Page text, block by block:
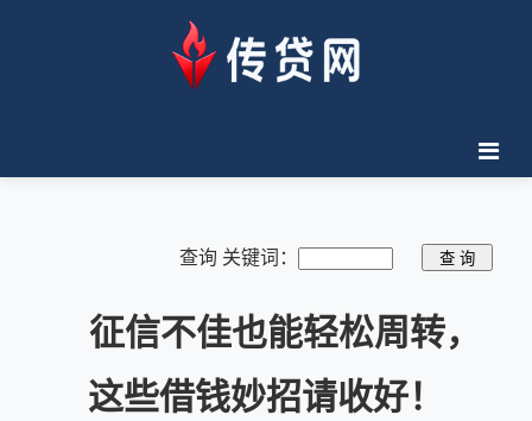
查询 关键词：
征信不佳也能轻松周转，
这些借钱妙招请收好！